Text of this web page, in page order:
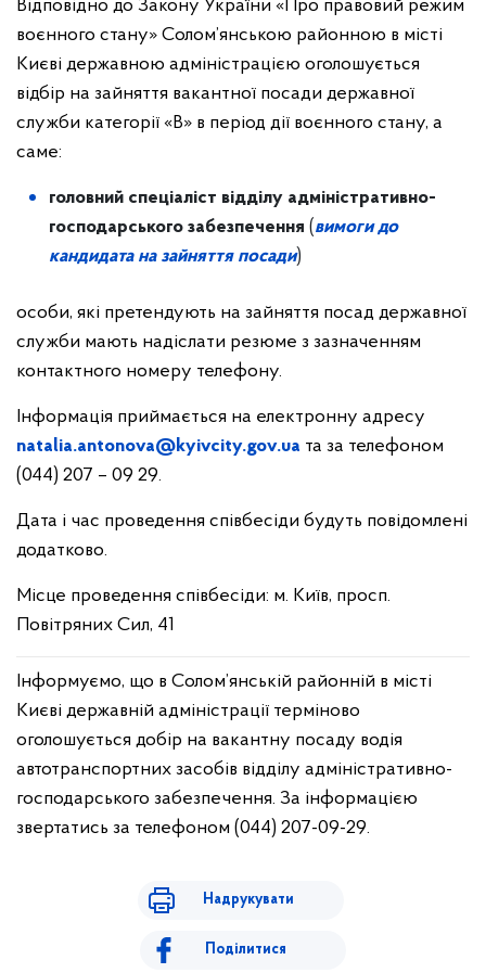
Відповідно до Закону України «Про правовий режим
воєнного стану» Солом’янською районною в місті
Києві державною адміністрацією оголошується
відбір на зайняття вакантної посади державної
служби категорії «В» в період дії воєнного стану, а
саме:
головний спеціаліст відділу адміністративно-
господарського забезпечення (вимоги до
кандидата на зайняття посади)
особи, які претендують на зайняття посад державної
служби мають надіслати резюме з зазначенням
контактного номеру телефону.
Інформація приймається на електронну адресу
natalia.antonova@kyivcity.gov.ua та за телефоном
(044) 207 – 09 29.
Дата і час проведення співбесіди будуть повідомлені
додатково.
Місце проведення співбесіди: м. Київ, просп.
Повітряних Сил, 41
Інформуємо, що в Солом’янській районній в місті
Києві державній адміністрації терміново
оголошується добір на вакантну посаду водія
автотранспортних засобів відділу адміністративно-
господарського забезпечення. За інформацією
звертатись за телефоном (044) 207-09-29.
Надрукувати
Поділитися